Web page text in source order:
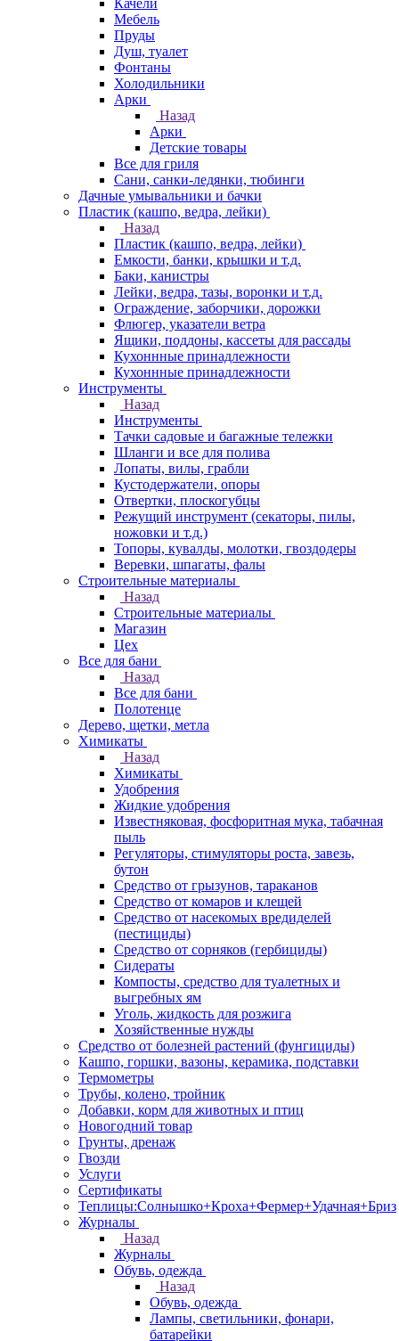
Качели
Мебель
Пруды
Душ, туалет
Фонтаны
Холодильники
Арки
Назад
Арки
Детские товары
Все для гриля
Сани, санки-ледянки, тюбинги
Дачные умывальники и бачки
Пластик (кашпо, ведра, лейки)
Назад
Пластик (кашпо, ведра, лейки)
Емкости, банки, крышки и т.д.
Баки, канистры
Лейки, ведра, тазы, воронки и т.д.
Ограждение, заборчики, дорожки
Флюгер, указатели ветра
Ящики, поддоны, кассеты для рассады
Кухоннные принадлежности
Кухоннные принадлежности
Инструменты
Назад
Инструменты
Тачки садовые и багажные тележки
Шланги и все для полива
Лопаты, вилы, грабли
Кустодержатели, опоры
Отвертки, плоскогубцы
Режущий инструмент (секаторы, пилы,
ножовки и т.д.)
Топоры, кувалды, молотки, гвоздодеры
Веревки, шпагаты, фалы
Строительные материалы
Назад
Строительные материалы
Магазин
Цех
Все для бани
Назад
Все для бани
Полотенце
Дерево, щетки, метла
Химикаты
Назад
Химикаты
Удобрения
Жидкие удобрения
Известняковая, фосфоритная мука, табачная
пыль
Регуляторы, стимуляторы роста, завезь,
бутон
Средство от грызунов, тараканов
Средство от комаров и клещей
Средство от насекомых вредиделей
(пестициды)
Средство от сорняков (гербициды)
Сидераты
Компосты, средство для туалетных и
выгребных ям
Уголь, жидкость для розжига
Хозяйственные нужды
Средство от болезней растений (фунгициды)
Кашпо, горшки, вазоны, керамика, подставки
Термометры
Трубы, колено, тройник
Добавки, корм для животных и птиц
Новогодний товар
Грунты, дренаж
Гвозди
Услуги
Сертификаты
Теплицы:Солнышко+Кроха+Фермер+Удачная+Бриз
Журналы
Назад
Журналы
Обувь, одежда
Назад
Обувь, одежда
Лампы, светильники, фонари,
батарейки